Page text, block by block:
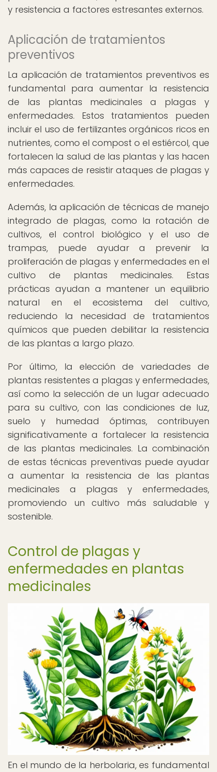
y resistencia a factores estresantes externos.
Aplicación de tratamientos
preventivos
La aplicación de tratamientos preventivos es
fundamental para aumentar la resistencia
de las plantas medicinales a plagas y
enfermedades. Estos tratamientos pueden
incluir el uso de fertilizantes orgánicos ricos en
nutrientes, como el compost o el estiércol, que
fortalecen la salud de las plantas y las hacen
más capaces de resistir ataques de plagas y
enfermedades.
Además, la aplicación de técnicas de manejo
integrado de plagas, como la rotación de
cultivos, el control biológico y el uso de
trampas, puede ayudar a prevenir la
proliferación de plagas y enfermedades en el
cultivo de plantas medicinales. Estas
prácticas ayudan a mantener un equilibrio
natural en el ecosistema del cultivo,
reduciendo la necesidad de tratamientos
químicos que pueden debilitar la resistencia
de las plantas a largo plazo.
Por último, la elección de variedades de
plantas resistentes a plagas y enfermedades,
así como la selección de un lugar adecuado
para su cultivo, con las condiciones de luz,
suelo y humedad óptimas, contribuyen
significativamente a fortalecer la resistencia
de las plantas medicinales. La combinación
de estas técnicas preventivas puede ayudar
a aumentar la resistencia de las plantas
medicinales a plagas y enfermedades,
promoviendo un cultivo más saludable y
sostenible.
Control de plagas y
enfermedades en plantas
medicinales
En el mundo de la herbolaria, es fundamental